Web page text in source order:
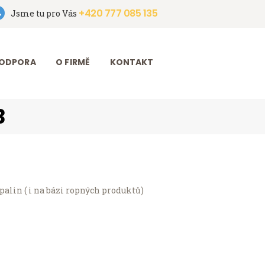
Jsme tu pro Vás +420 777 085 135
O FIRMĚ KONTAKT
( i na bázi ropných produktů)